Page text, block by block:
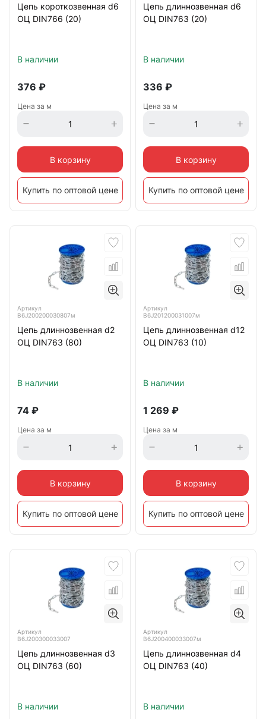
Цепь короткозвенная d6
ОЦ DIN766 (20)
В наличии
376 ₽
Цена за м
В корзину
Купить по оптовой цене
Цепь длиннозвенная d6
ОЦ DIN763 (20)
В наличии
336 ₽
Цена за м
В корзину
Купить по оптовой цене
Артикул
B6J200200030807м
Цепь длиннозвенная d2
ОЦ DIN763 (80)
В наличии
74 ₽
Цена за м
В корзину
Купить по оптовой цене
Артикул
B6J201200031007м
Цепь длиннозвенная d12
ОЦ DIN763 (10)
В наличии
1 269 ₽
Цена за м
В корзину
Купить по оптовой цене
Артикул
B6J200300033007
Цепь длиннозвенная d3
ОЦ DIN763 (60)
В наличии
Артикул
B6J200400033007м
Цепь длиннозвенная d4
ОЦ DIN763 (40)
В наличии